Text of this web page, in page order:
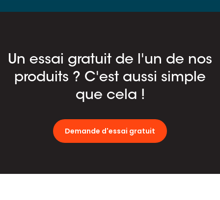
Un essai gratuit de l'un de nos
produits ? C'est aussi simple
que cela !
Demande d'essai gratuit